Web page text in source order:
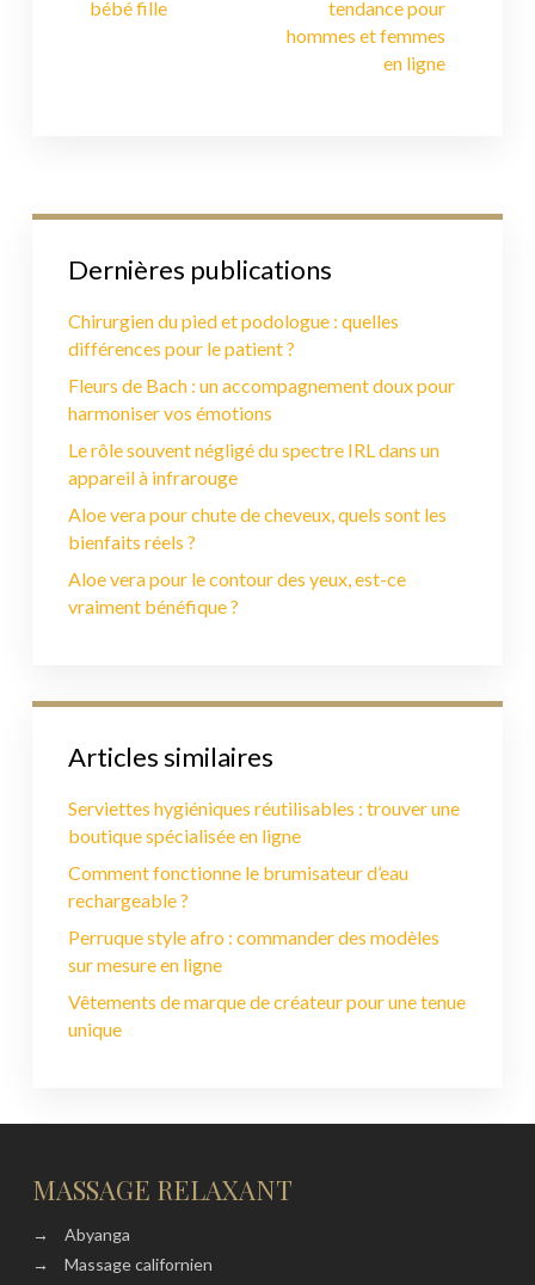
bébé fille
tendance pour
hommes et femmes
en ligne
Dernières publications
Chirurgien du pied et podologue : quelles
différences pour le patient ?
Fleurs de Bach : un accompagnement doux pour
harmoniser vos émotions
Le rôle souvent négligé du spectre IRL dans un
appareil à infrarouge
Aloe vera pour chute de cheveux, quels sont les
bienfaits réels ?
Aloe vera pour le contour des yeux, est-ce
vraiment bénéfique ?
Articles similaires
Serviettes hygiéniques réutilisables : trouver une
boutique spécialisée en ligne
Comment fonctionne le brumisateur d’eau
rechargeable ?
Perruque style afro : commander des modèles
sur mesure en ligne
Vêtements de marque de créateur pour une tenue
unique
MASSAGE RELAXANT
→
Abyanga
→
Massage californien